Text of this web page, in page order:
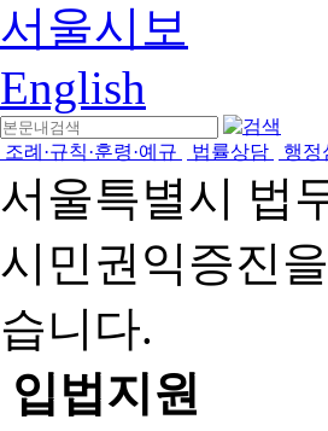
서울시보
English
조례·규칙·훈령·예규 법률상담 행정
서울특별시 법
시민권익증진
습니다.
입법지원